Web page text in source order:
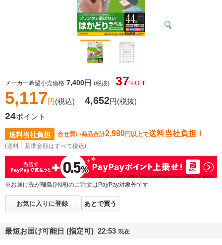
メーカー希望小売価格 7,400円 (税抜) 37%OFF
5,117円(税込) 4,652円(税抜)
24ポイント
送料当社負担 合せ買い商品合計2,980円以上で送料当社負担！
(送料・基準金額はすべて税込)
※お届け先が離島(沖縄)のご注文はPayPay対象外です
お気に入りに登録 あとで買う
最短お届け可能日 (指定可) 22:53 現在